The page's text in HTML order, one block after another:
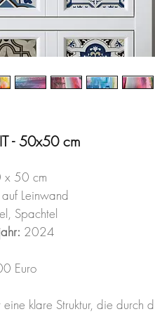
- 50x50 cm
x 50 cm
Leinwand
Spachtel
2024
Euro
klare Struktur, die durch